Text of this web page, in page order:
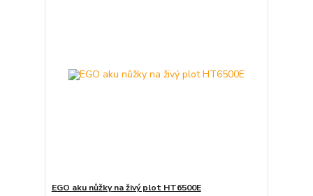
EGO aku nůžky na živý plot HT6500E